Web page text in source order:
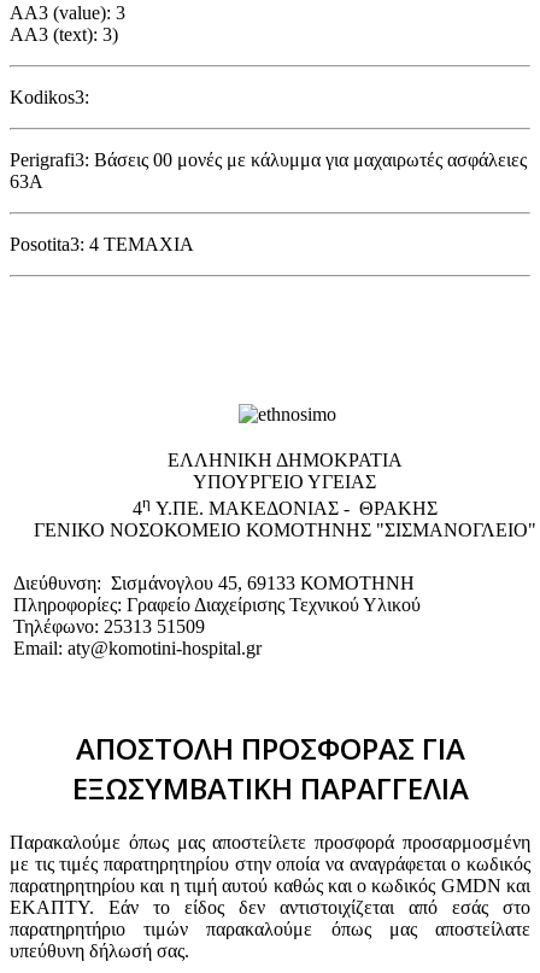
AA3 (value): 3
AA3 (text): 3)
Kodikos3:
Perigrafi3: Βάσεις 00 μονές με κάλυμμα για μαχαιρωτές ασφάλειες
63Α
Posotita3: 4 ΤΕΜΑΧΙΑ
EΛΛΗΝΙΚΗ ΔΗΜΟΚΡΑΤΙΑ
ΥΠΟΥΡΓΕΙΟ ΥΓΕΙΑΣ
4η Υ.ΠΕ. ΜΑΚΕΔΟΝΙΑΣ - ΘΡΑΚΗΣ
ΓΕΝΙΚΟ NΟΣΟΚΟΜΕΙΟ ΚΟΜΟΤΗΝΗΣ "ΣΙΣΜΑΝΟΓΛΕΙΟ"
Διεύθυνση: Σισμάνογλου 45, 69133 ΚΟΜΟΤΗΝΗ
Πληροφορίες: Γραφείο Διαχείρισης Τεχνικού Υλικού
Τηλέφωνο: 25313 51509
Email: aty@komotini-hospital.gr
ΑΠΟΣΤΟΛΗ ΠΡΟΣΦΟΡΑΣ ΓΙΑ
ΕΞΩΣΥΜΒΑΤΙΚΗ ΠΑΡΑΓΓΕΛΙΑ
Παρακαλούμε όπως μας αποστείλετε προσφορά προσαρμοσμένη
με τις τιμές παρατηρητηρίου στην οποία να αναγράφεται ο κωδικός
παρατηρητηρίου και η τιμή αυτού καθώς και ο κωδικός GMDN και
ΕΚΑΠΤΥ. Εάν το είδος δεν αντιστοιχίζεται από εσάς στο
παρατηρητήριο τιμών παρακαλούμε όπως μας αποστείλατε
υπεύθυνη δήλωσή σας.